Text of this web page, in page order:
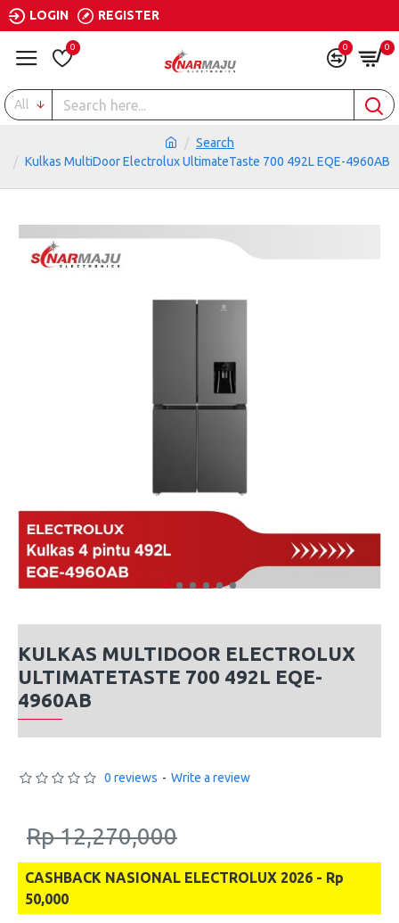
LOGIN REGISTER
0 0 0
All
Search
Kulkas MultiDoor Electrolux UltimateTaste 700 492L EQE-4960AB
KULKAS MULTIDOOR ELECTROLUX
ULTIMATETASTE 700 492L EQE-
4960AB
0 reviews - Write a review
Rp 12,270,000
CASHBACK NASIONAL ELECTROLUX 2026 - Rp
50,000